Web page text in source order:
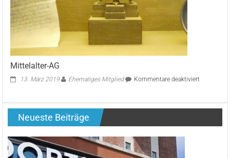
Mittelalter-AG
13. März 2019 Ehemaliges Mitglied Kommentare deaktiviertfür
Neueste Beiträge